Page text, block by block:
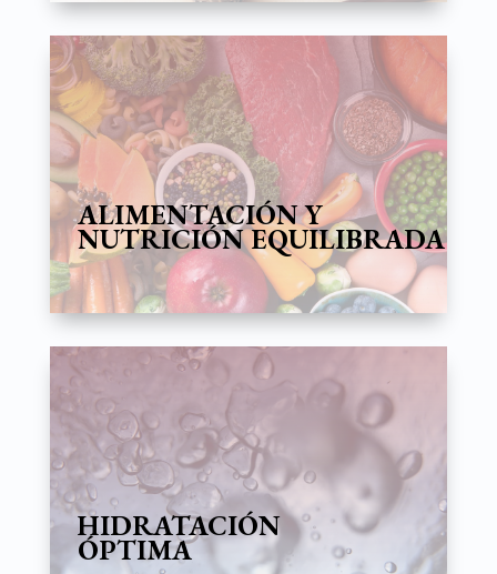
ALIMENTACIÓN Y
NUTRICIÓN EQUILIBRADA
HIDRATACIÓN
ÓPTIMA